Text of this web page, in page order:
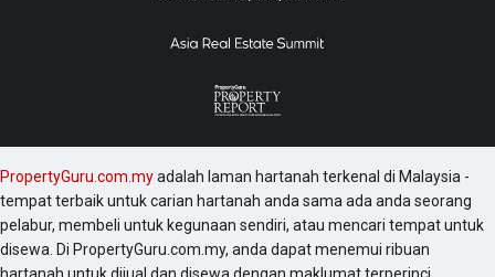
PropertyGuru.com.myadalah laman hartanah terkenal di Malaysia -
tempat terbaik untuk carian hartanah anda sama ada anda seorang
pelabur, membeli untuk kegunaan sendiri, atau mencari tempat untuk
disewa. Di PropertyGuru.com.my, anda dapat menemui ribuan